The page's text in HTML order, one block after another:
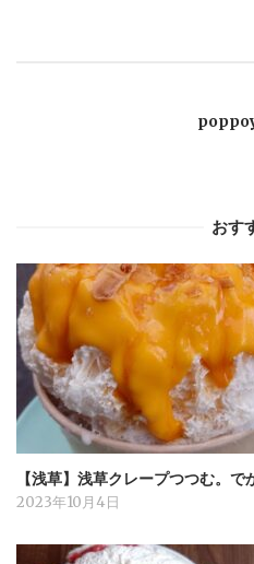
ン
おす
【浅草】浅草クレープつつむ。で
2023年10月4日